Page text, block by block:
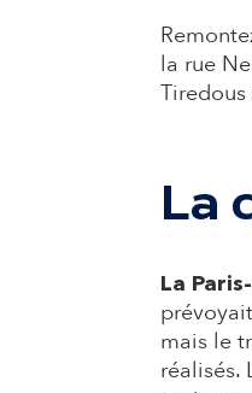
la rue
Tiredous
La
La
mais le